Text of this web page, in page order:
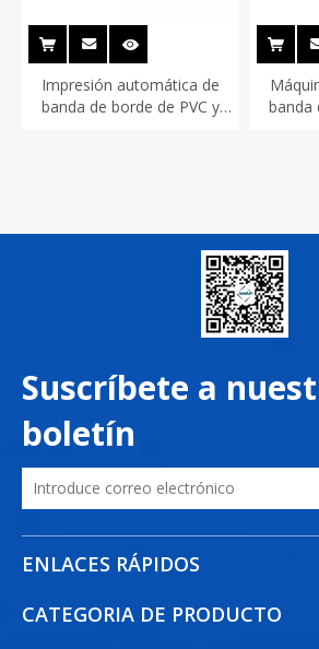
Impresión automática de
banda de borde de PVC y
banda
Suscríbete a
boletín
ENLACES RÁPIDOS
CATEGORIA DE PRODUCTO